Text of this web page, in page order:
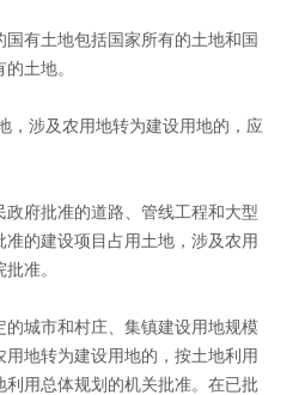
有土地包括国家所有的土地和国
土地。
涉及农用地转为建设用地的，应
府批准的道路、管线工程和大型
的建设项目占用土地，涉及农用
准。
城市和村庄、集镇建设用地规模
地转为建设用地的，按土地利用
用总体规划的机关批准。在已批